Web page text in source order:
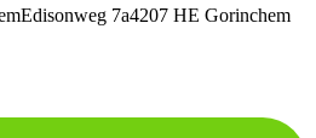
Edisonweg 7a4207 HE Gorinchem